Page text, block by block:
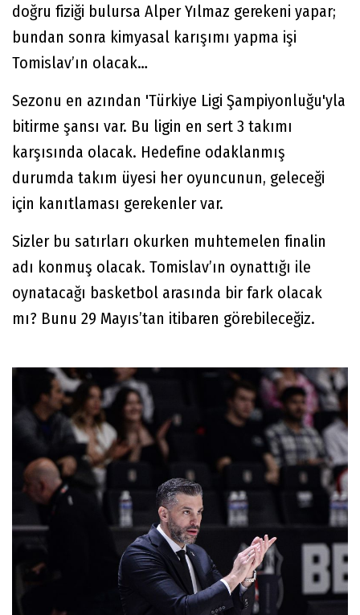
doğru fiziği bulursa Alper Yılmaz gerekeni yapar;
bundan sonra kimyasal karışımı yapma işi
Tomislav’ın olacak…
Sezonu en azından 'Türkiye Ligi Şampiyonluğu'yla
bitirme şansı var. Bu ligin en sert 3 takımı
karşısında olacak. Hedefine odaklanmış
durumda takım üyesi her oyuncunun, geleceği
için kanıtlaması gerekenler var.
Sizler bu satırları okurken muhtemelen finalin
adı konmuş olacak. Tomislav’ın oynattığı ile
oynatacağı basketbol arasında bir fark olacak
mı? Bunu 29 Mayıs’tan itibaren görebileceğiz.